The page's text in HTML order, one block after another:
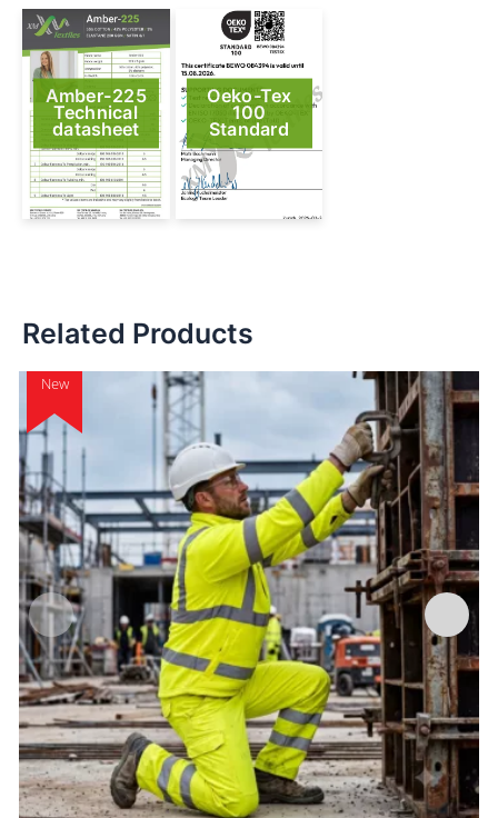
Amber-225
Technical
datasheet
Oeko-Tex
100
Standard
Related Products
New